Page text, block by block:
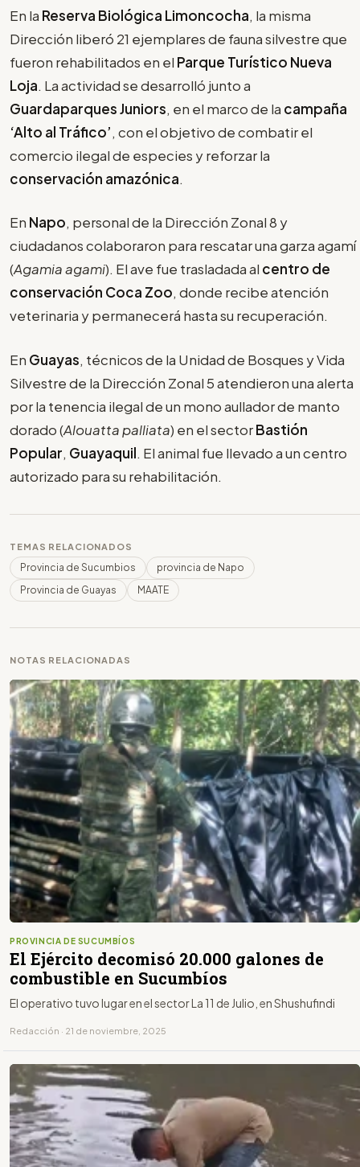
En la Reserva Biológica Limoncocha, la misma
Dirección liberó 21 ejemplares de fauna silvestre que
fueron rehabilitados en el Parque Turístico Nueva
Loja. La actividad se desarrolló junto a
Guardaparques Juniors, en el marco de la campaña
‘Alto al Tráfico’, con el objetivo de combatir el
comercio ilegal de especies y reforzar la
conservación amazónica.
En Napo, personal de la Dirección Zonal 8 y
ciudadanos colaboraron para rescatar una garza agamí
(Agamia agami). El ave fue trasladada al centro de
conservación Coca Zoo, donde recibe atención
veterinaria y permanecerá hasta su recuperación.
En Guayas, técnicos de la Unidad de Bosques y Vida
Silvestre de la Dirección Zonal 5 atendieron una alerta
por la tenencia ilegal de un mono aullador de manto
dorado (Alouatta palliata) en el sectorBastión
Popular, Guayaquil. El animal fue llevado a un centro
autorizado para su rehabilitación.
TEMAS RELACIONADOS
Provincia de Sucumbios
provincia de Napo
Provincia de Guayas
MAATE
NOTAS RELACIONADAS
PROVINCIA DE SUCUMBÍOS
El Ejército decomisó 20.000 galones de
combustible en Sucumbíos
El operativo tuvo lugar en el sector La 11 de Julio, en Shushufindi
Redacción · 21 de noviembre, 2025